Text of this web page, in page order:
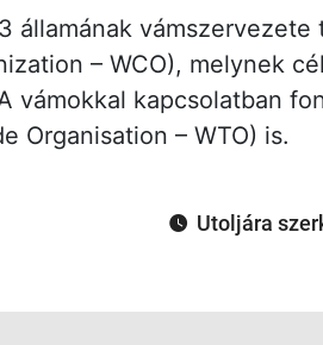
államának
– WCO), melynek
vámokkal kapcsolatban
Organisation – WTO) is.
Utoljára